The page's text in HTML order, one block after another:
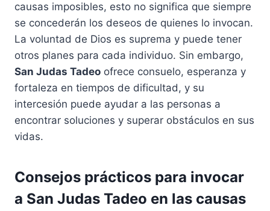
causas imposibles, esto no significa que siempre
se concederán los deseos de quienes lo invocan.
La voluntad de Dios es suprema y puede tener
otros planes para cada individuo. Sin embargo,
San Judas Tadeo ofrece consuelo, esperanza y
fortaleza en tiempos de dificultad, y su
intercesión puede ayudar a las personas a
encontrar soluciones y superar obstáculos en sus
vidas.
Consejos prácticos para invocar
a San Judas Tadeo en las causas